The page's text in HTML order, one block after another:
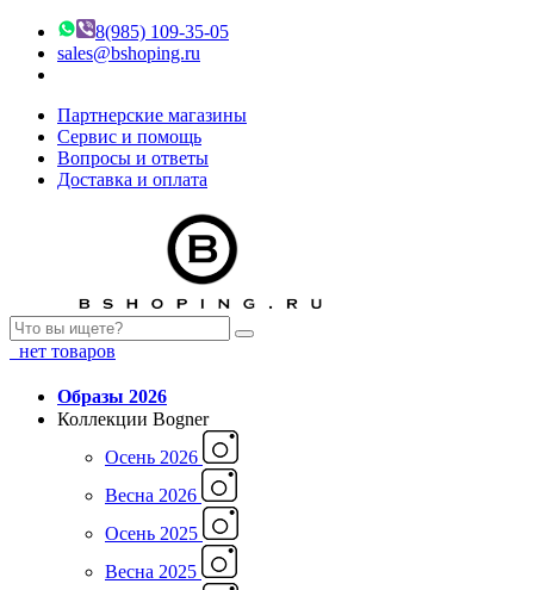
8(985) 109-35-05
sales@bshoping.ru
Партнерские магазины
Сервис и помощь
Вопросы и ответы
Доставка и оплата
нет товаров
Образы 2026
Коллекции Bogner
Осень 2026
Весна 2026
Осень 2025
Весна 2025